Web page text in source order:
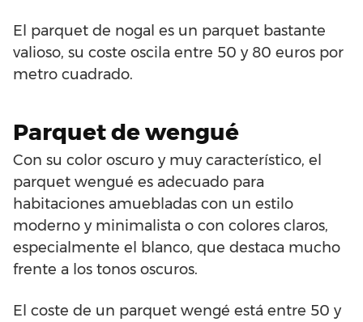
El parquet de nogal es un parquet bastante
valioso, su coste oscila entre 50 y 80 euros por
metro cuadrado.
Parquet de wengué
Con su color oscuro y muy característico, el
parquet wengué es adecuado para
habitaciones amuebladas con un estilo
moderno y minimalista o con colores claros,
especialmente el blanco, que destaca mucho
frente a los tonos oscuros.
El coste de un parquet wengé está entre 50 y